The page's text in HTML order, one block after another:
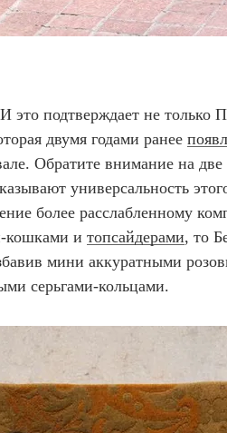
подтверждает не только
двумя годами ранее
Обратите внимание на две
универсальность
более расслабленному
кошками и топсайдерами, то
мини аккуратными
серьгами-кольцами.